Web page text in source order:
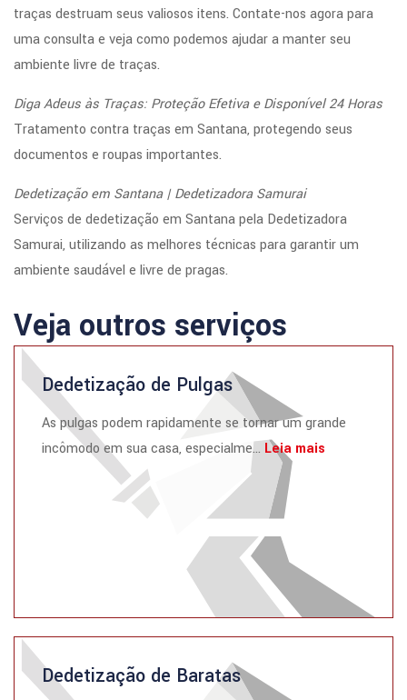
traças destruam seus valiosos itens. Contate-nos agora para
uma consulta e veja como podemos ajudar a manter seu
ambiente livre de traças.
Diga Adeus às Traças: Proteção Efetiva e Disponível 24 Horas
Tratamento contra traças em Santana, protegendo seus
documentos e roupas importantes.
Dedetização em Santana | Dedetizadora Samurai
Serviços de dedetização em Santana pela Dedetizadora
Samurai, utilizando as melhores técnicas para garantir um
ambiente saudável e livre de pragas.
Veja outros serviços
Dedetização de Pulgas
As pulgas podem rapidamente se tornar um grande
incômodo em sua casa, especialme... Leia mais
Dedetização de Baratas